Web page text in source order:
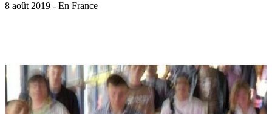
8 août 2019 - En France